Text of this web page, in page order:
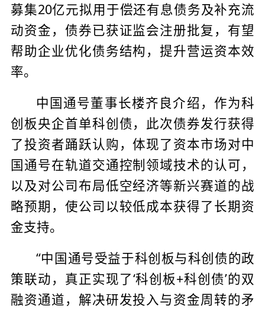
募集20亿元拟用于偿还有息债务及补充流
动资金，债券已获证监会注册批复，有望
帮助企业优化债务结构，提升营运资本效
率。
中国通号董事长楼齐良介绍，作为科
创板央企首单科创债，此次债券发行获得
了投资者踊跃认购，体现了资本市场对中
国通号在轨道交通控制领域技术的认可，
以及对公司布局低空经济等新兴赛道的战
略预期，使公司以较低成本获得了长期资
金支持。
“中国通号受益于科创板与科创债的政
策联动，真正实现了‘科创板+科创债’的双
融资通道，解决研发投入与资金周转的矛